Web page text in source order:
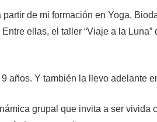
de mi formación en Yoga,
ellas, el taller “Viaje a la Luna”
años. Y también la llevo adelante
grupal que invita a ser vivida